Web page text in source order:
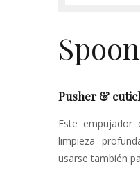
Spoon
Pusher &
Este empujador
limpieza
usarse también